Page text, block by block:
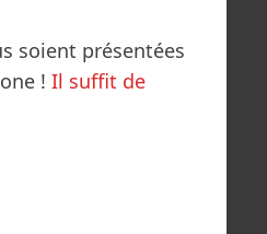
soient présentées
! Il suffit de